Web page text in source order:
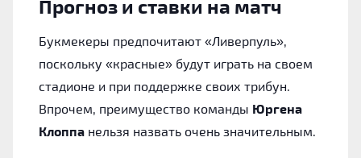
Прогноз и ставки на матч
Букмекеры предпочитают «Ливерпуль»,
поскольку «красные» будут играть на своем
стадионе и при поддержке своих трибун.
Впрочем, преимущество команды Юргена
Клоппа нельзя назвать очень значительным.